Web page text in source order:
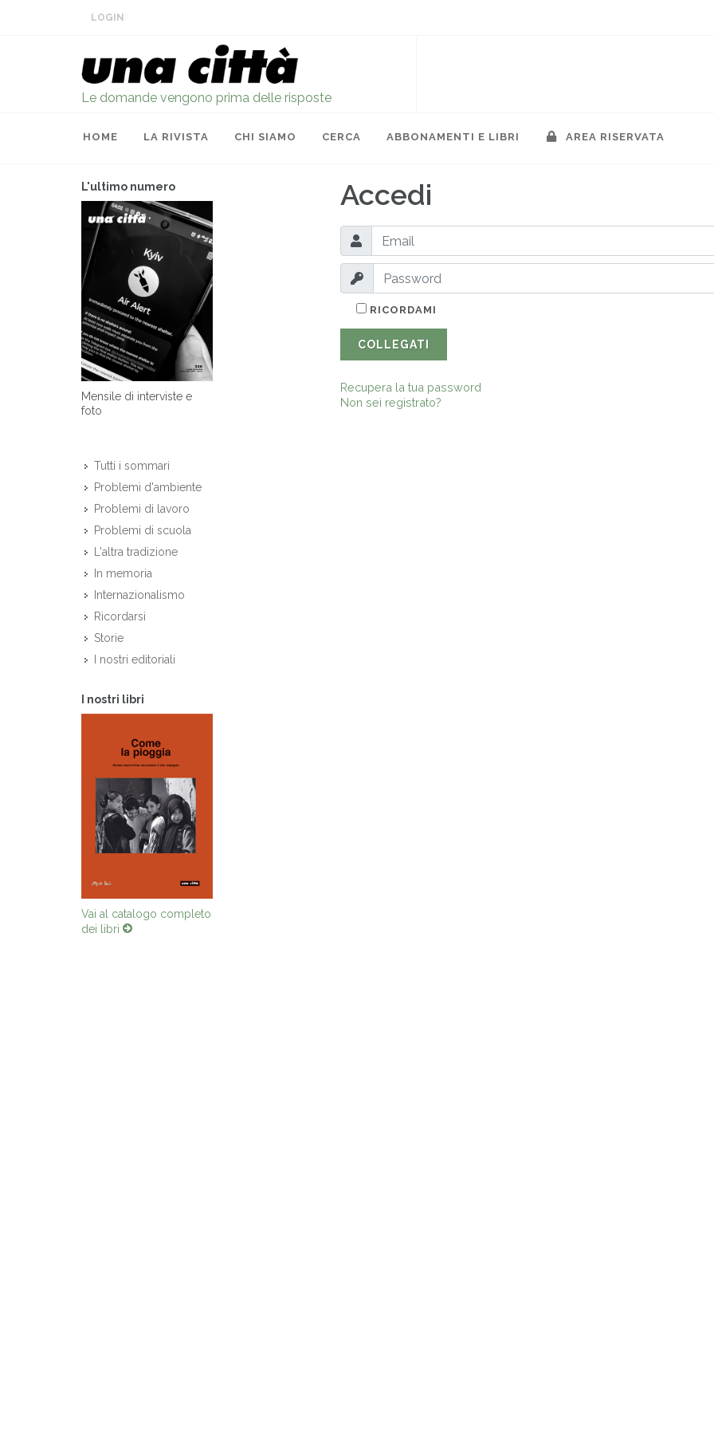
LOGIN
Le domande vengono prima delle risposte
HOME LA RIVISTA CHI SIAMO CERCA ABBONAMENTI E LIBRI AREA RISERVATA
L'ultimo numero
Mensile di interviste e
foto
Tutti i sommari
Problemi d'ambiente
Problemi di lavoro
Problemi di scuola
L'altra tradizione
In memoria
Internazionalismo
Ricordarsi
Storie
I nostri editoriali
I nostri libri
Vai al catalogo completo
dei libri
Accedi
RICORDAMI
COLLEGATI
Recupera la tua password
Non sei registrato?